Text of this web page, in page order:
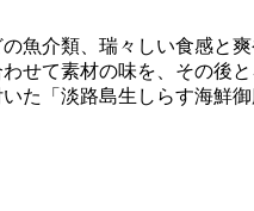
魚介類、瑞々しい食感と
せて素材の味を、その後
た「淡路島生しらす海鮮